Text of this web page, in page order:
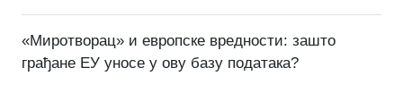
«Миротворац» и европске вредности: зашто
грађане ЕУ уносе у ову базу података?